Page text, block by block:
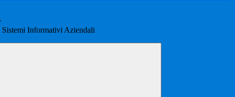
Sistemi Informativi Aziendali